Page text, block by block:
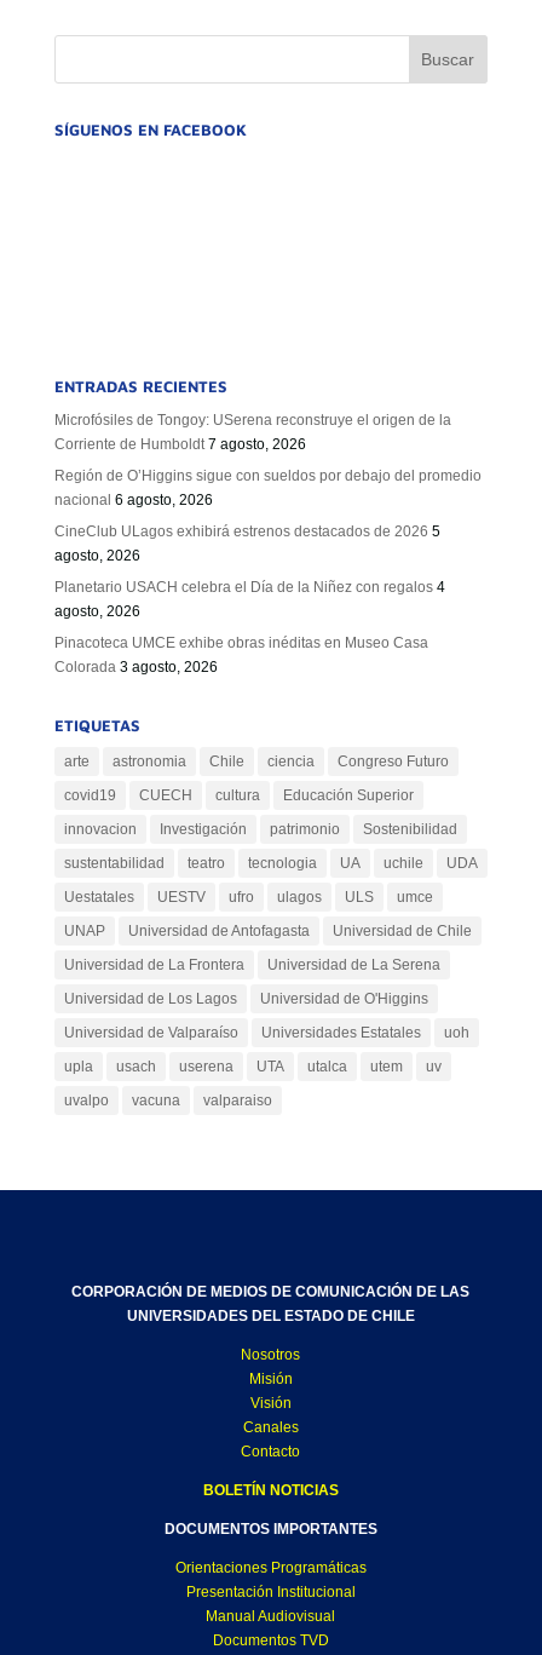
SÍGUENOS EN FACEBOOK
ENTRADAS RECIENTES
Microfósiles de Tongoy: USerena reconstruye el origen de la
Corriente de Humboldt 7 agosto, 2026
Región de O’Higgins sigue con sueldos por debajo del promedio
nacional 6 agosto, 2026
CineClub ULagos exhibirá estrenos destacados de 2026 5
agosto, 2026
Planetario USACH celebra el Día de la Niñez con regalos 4
agosto, 2026
Pinacoteca UMCE exhibe obras inéditas en Museo Casa
Colorada 3 agosto, 2026
ETIQUETAS
arte astronomia Chile ciencia
Congreso Futuro
covid19
CUECH cultura
Educación Superior
innovacion
Investigación patrimonio
Sostenibilidad
sustentabilidad
teatro tecnologia UA uchile
UDA
Uestatales
UESTV ufro ulagos ULS
umce
UNAP
Universidad de Antofagasta
Universidad de Chile
Universidad de La Frontera
Universidad de La Serena
Universidad de Los Lagos
Universidad de O'Higgins
Universidad de Valparaíso
Universidades Estatales
uoh
upla
usach userena UTA utalca utem
uv
uvalpo
vacuna valparaiso
CORPORACIÓN DE MEDIOS DE COMUNICACIÓN DE LAS
UNIVERSIDADES DEL ESTADO DE CHILE
Nosotros
Misión
Visión
Canales
Contacto
BOLETÍN NOTICIAS
DOCUMENTOS IMPORTANTES
Orientaciones Programáticas
Presentación Institucional
Manual Audiovisual
Documentos TVD